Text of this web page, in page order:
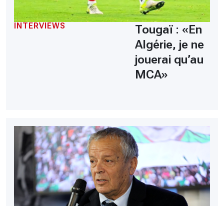
INTERVIEWS
Tougaï : «En
Algérie, je ne
jouerai qu’au
MCA»